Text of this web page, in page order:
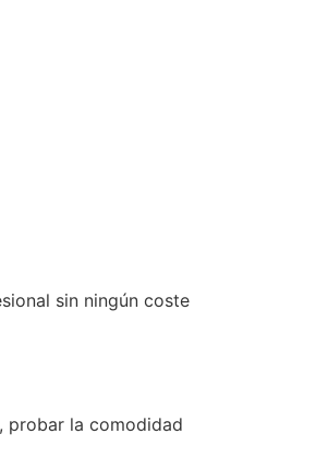
sin ningún coste
probar la comodidad